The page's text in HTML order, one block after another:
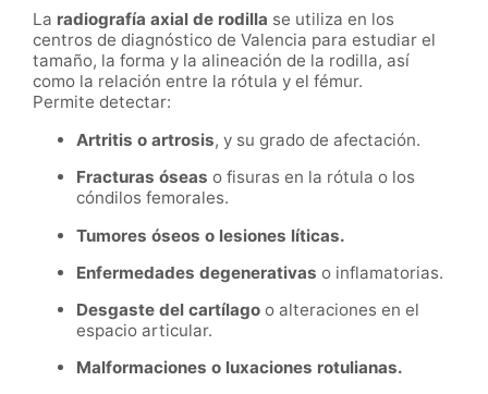
La radiografía axial de rodilla se utiliza en los
centros de diagnóstico de Valencia para estudiar el
tamaño, la forma y la alineación de la rodilla, así
como la relación entre la rótula y el fémur.
Permite detectar:
Artritis o artrosis, y su grado de afectación.
Fracturas óseas o fisuras en la rótula o los
cóndilos femorales.
Tumores óseos o lesiones líticas.
Enfermedades degenerativas o inflamatorias.
Desgaste del cartílago o alteraciones en el
espacio articular.
Malformaciones o luxaciones rotulianas.